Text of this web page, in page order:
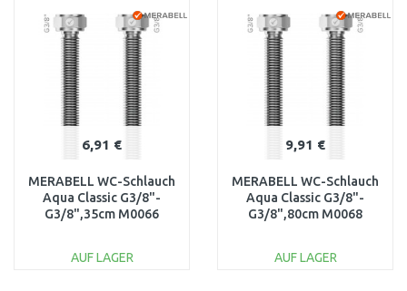
Vergleichen Vergleichen
6,91 €
MERABELL WC-Schlauch
Aqua Classic G3/8"-
G3/8",35cm M0066
AUF LAGER
9,91 €
MERABELL WC-Schlauch
Aqua Classic G3/8"-
G3/8",80cm M0068
AUF LAGER